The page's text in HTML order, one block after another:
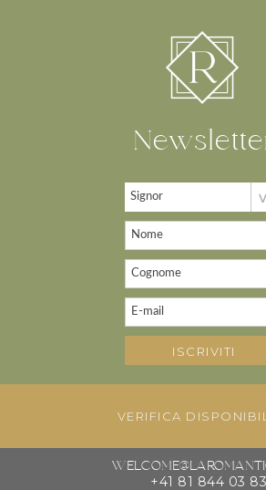
VERIFICA
+41 81 844 03 83
IMPRESSUM |